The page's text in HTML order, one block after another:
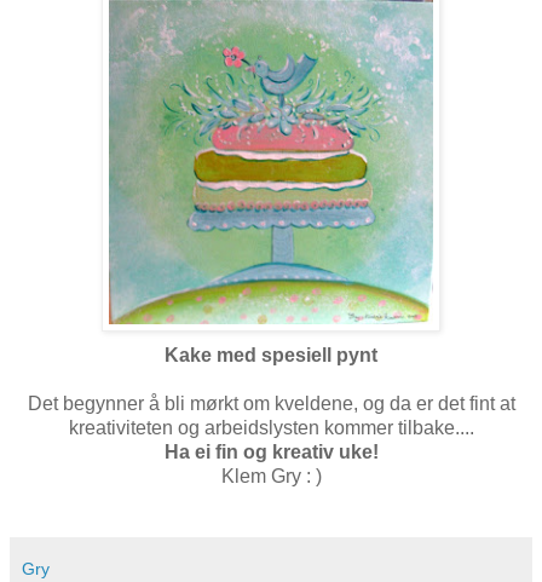
Kake med spesiell pynt
Det begynner å bli mørkt om kveldene, og da er det fint at
kreativiteten og arbeidslysten kommer tilbake....
Ha ei fin og kreativ uke!
Klem Gry : )
Gry